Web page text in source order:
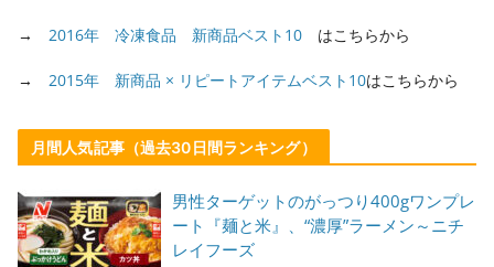
→ 2016年 冷凍食品 新商品ベスト10 はこちらから
→ 2015年 新商品 × リピートアイテムベスト10はこちらから
月間人気記事（過去30日間ランキング）
男性ターゲットのがっつり400gワンプレ
ート『麺と米』、“濃厚”ラーメン～ニチ
レイフーズ